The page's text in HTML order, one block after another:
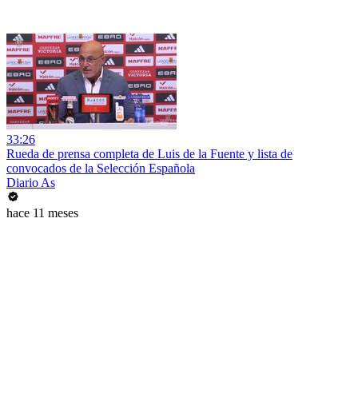
33:26
Rueda de prensa completa de Luis de la Fuente y lista de
convocados de la Selección Española
Diario As
hace 11 meses